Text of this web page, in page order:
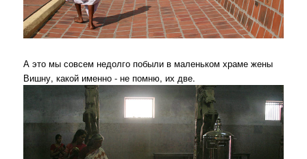
А это мы совсем недолго побыли в маленьком храме жены
Вишну, какой именно - не помню, их две.